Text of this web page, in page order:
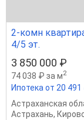
2-комн
4/5 эт.
3 850 000 ₽
74 038 ₽ за м2
Ипотека от 20
Астраханская
Астрахань,